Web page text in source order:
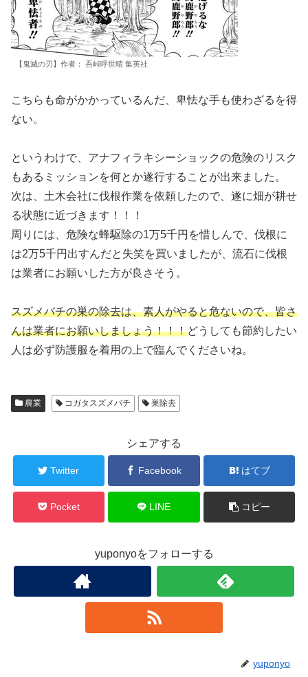
【鬼滅の刃】作者： 吾峠呼世晴 集英社
こちらも命がかかっているんだ、卑怯な手も使わざるを得
ない。
というわけで、アナフィラキシーショックの危険のリスク
もあるミッションを何とか遂行することが出来ました。
次は、土木会社に伐根作業を依頼したので、遂に畑が耕せ
る状態に近づきます！！！
周りには、危険な蜂駆除の1万5千円を惜しんで、伐根に
は2万5千円出すんだと失笑を買いましたが、流石に伐根
は業者にお願いした方が良さそう。
スズメバチの巣の除去は、素人がやると危ないので、皆さ
んは業者にお願いしましょう！！！どうしても節約したい
人は必ず防護服を着用の上で臨んでくださいね。
農業 コガタスズメバチ 巣除去
シェアする
Twitter Facebook はてブ
Pocket LINE コピー
yuponyoをフォローする
yuponyo